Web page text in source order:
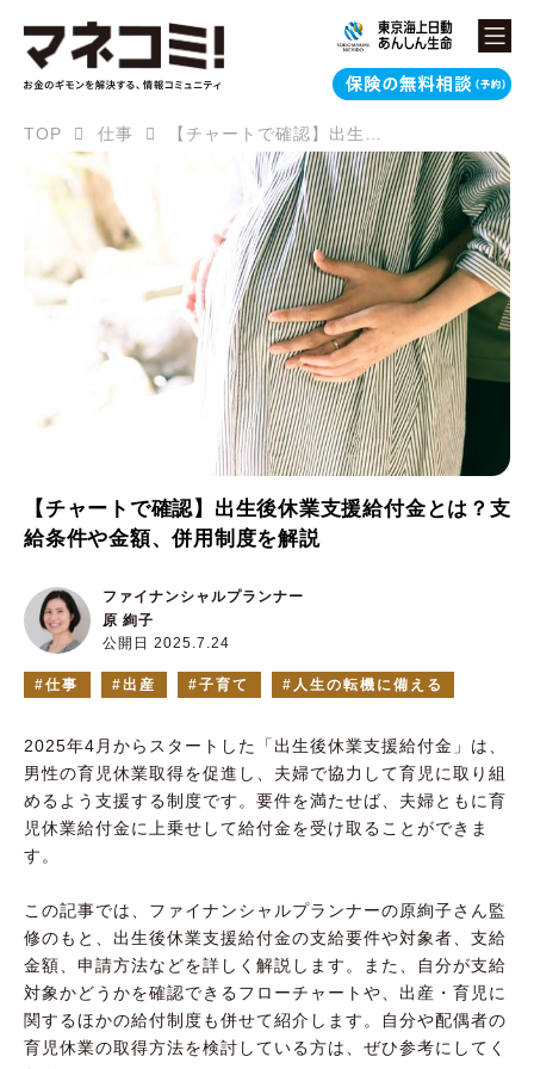
TOP 仕事 【チャートで確認】出生後休業支援給付金とは？支給条件や金額、併用制度を解説
【チャートで確認】出生後休業支援給付金とは？支
給条件や金額、併用制度を解説
公開日 2025.7.24
ファイナンシャルプランナー
原 絢子
仕事 出産 子育て 人生の転機に備える
2025年4月からスタートした「出生後休業支援給付金」は、
男性の育児休業取得を促進し、夫婦で協力して育児に取り組
めるよう支援する制度です。要件を満たせば、夫婦ともに育
児休業給付金に上乗せして給付金を受け取ることができま
す。
この記事では、ファイナンシャルプランナーの原絢子さん監
修のもと、出生後休業支援給付金の支給要件や対象者、支給
金額、申請方法などを詳しく解説します。また、自分が支給
対象かどうかを確認できるフローチャートや、出産・育児に
関するほかの給付制度も併せて紹介します。自分や配偶者の
育児休業の取得方法を検討している方は、ぜひ参考にしてく